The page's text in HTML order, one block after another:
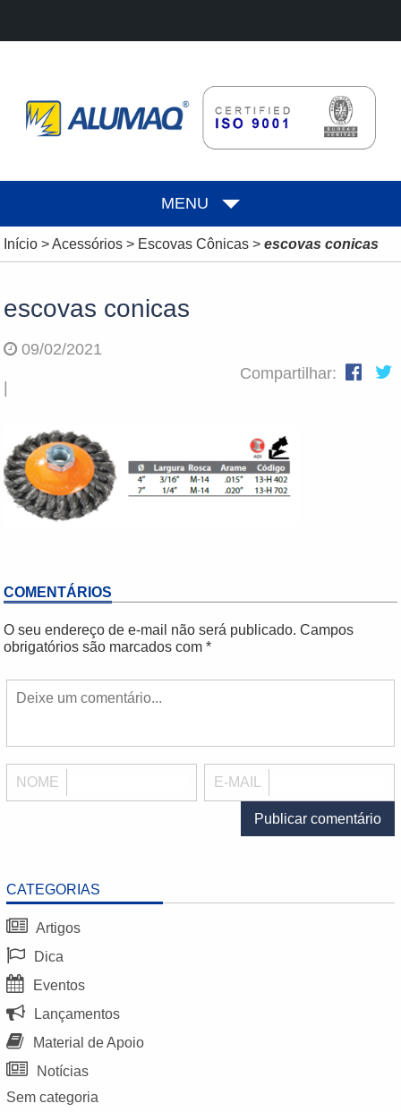
MENU
Início>Acessórios> Escovas Cônicas> escovas conicas
CATEGORIAS
Artigos
Dica
Eventos
Lançamentos
Material de Apoio
Notícias
Sem categoria
escovas conicas
09/02/2021
|
Compartilhar:
COMENTÁRIOS
O seu endereço de e-mail não será publicado. Campos
obrigatórios são marcados com *
NOME E-MAIL